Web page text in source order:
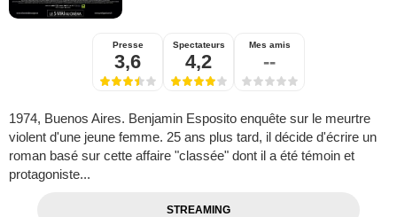
Presse
3,6
Spectateurs
4,2
Mes amis
--
1974, Buenos Aires. Benjamin Esposito enquête sur le meurtre
violent d'une jeune femme. 25 ans plus tard, il décide d'écrire un
roman basé sur cette affaire "classée" dont il a été témoin et
protagoniste...
STREAMING